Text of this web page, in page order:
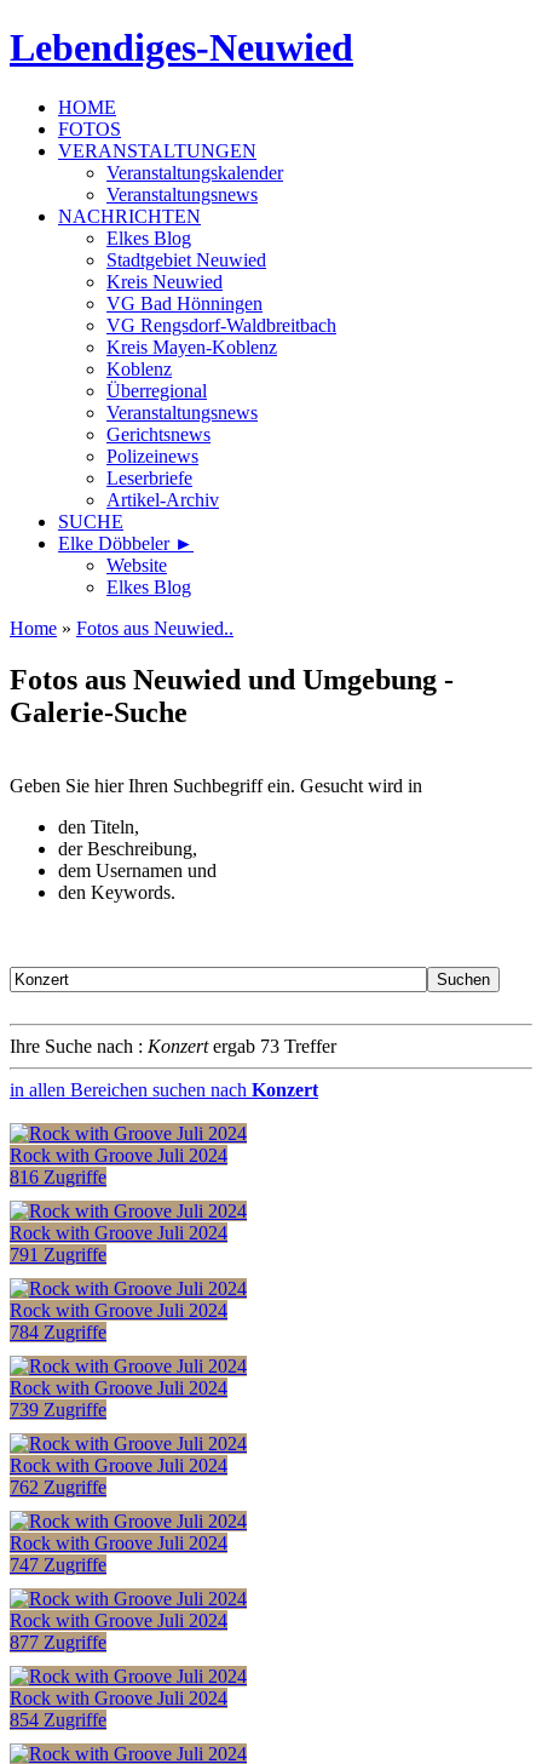
Lebendiges-Neuwied
HOME
FOTOS
VERANSTALTUNGEN
Veranstaltungskalender
Veranstaltungsnews
NACHRICHTEN
Elkes Blog
Stadtgebiet Neuwied
Kreis Neuwied
VG Bad Hönningen
VG Rengsdorf-Waldbreitbach
Kreis Mayen-Koblenz
Koblenz
Überregional
Veranstaltungsnews
Gerichtsnews
Polizeinews
Leserbriefe
Artikel-Archiv
SUCHE
Elke Döbbeler ►
Website
Elkes Blog
Home » Fotos aus Neuwied..
Fotos aus Neuwied und Umgebung -
Galerie-Suche
Geben Sie hier Ihren Suchbegriff ein. Gesucht wird in
den Titeln,
der Beschreibung,
dem Usernamen und
den Keywords.
Ihre Suche nach : Konzertergab 73 Treffer
in allen Bereichen suchen nach Konzert
Rock with Groove Juli 2024
816 Zugriffe
Rock with Groove Juli 2024
791 Zugriffe
Rock with Groove Juli 2024
784 Zugriffe
Rock with Groove Juli 2024
739 Zugriffe
Rock with Groove Juli 2024
762 Zugriffe
Rock with Groove Juli 2024
747 Zugriffe
Rock with Groove Juli 2024
877 Zugriffe
Rock with Groove Juli 2024
854 Zugriffe